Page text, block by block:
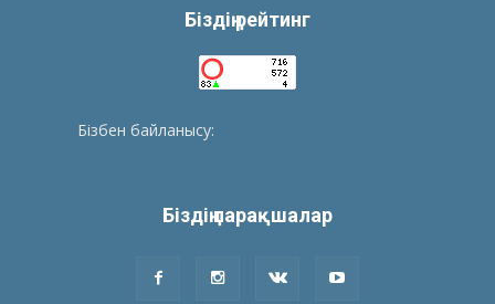
Біздің рейтинг
Бізбен байланысу:
Біздің парақшалар